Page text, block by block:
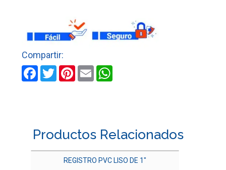
Facebook
TwitterPinterest
EmailWhatsApp
Productos Relacionados
REGISTRO PVC LISO DE 1″